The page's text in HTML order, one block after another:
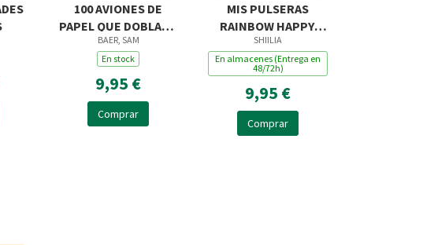
100 AVIONES DE
PAPEL QUE DOBLAR Y
HACER VOLAR
BAER, SAM
En stock
9,95 €
Comprar
MIS PULSERAS
RAINBOW HAPPY.
JOYAS
SHIILIA
En almacenes (Entrega en
48/72h)
9,95 €
Comprar